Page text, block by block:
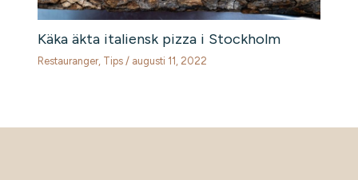
Käka äkta italiensk pizza i Stockholm
Restauranger, Tips / augusti 11, 2022